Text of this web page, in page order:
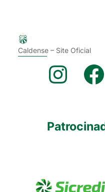
Caldense – Site Oficial
Instagram Facebook